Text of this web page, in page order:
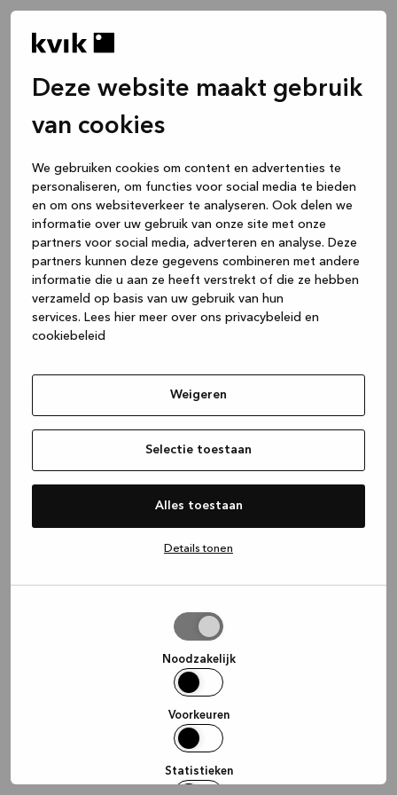
Deze website maakt gebruik
van cookies
We gebruiken cookies om content en advertenties te
personaliseren, om functies voor social media te bieden
en om ons websiteverkeer te analyseren. Ook delen we
informatie over uw gebruik van onze site met onze
partners voor social media, adverteren en analyse. Deze
partners kunnen deze gegevens combineren met andere
informatie die u aan ze heeft verstrekt of die ze hebben
verzameld op basis van uw gebruik van hun
services. Lees hier meer over ons privacybeleid en
cookiebeleid
Weigeren
Selectie toestaan
Alles toestaan
Details tonen
Noodzakelijk
Voorkeuren
Statistieken
(see the browser console for more
information).